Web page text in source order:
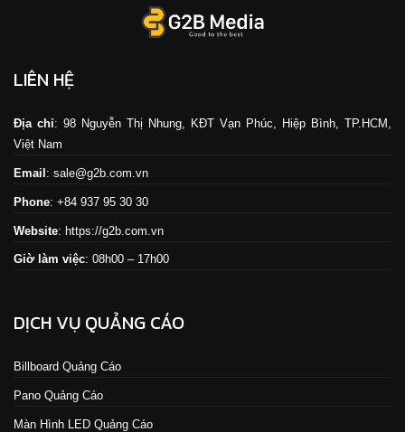
LIÊN HỆ
Địa chỉ: 98 Nguyễn Thị Nhung, KĐT Vạn Phúc, Hiệp Bình, TP.HCM,
Việt Nam
Email : sale@g2b.com.vn
Phone: +84 937 95 30 30
Website: https://g2b.com.vn
Giờ làm việc: 08h00 – 17h00
DỊCH VỤ QUẢNG CÁO
Billboard Quảng Cáo
Pano Quảng Cáo
Màn Hình LED Quảng Cáo